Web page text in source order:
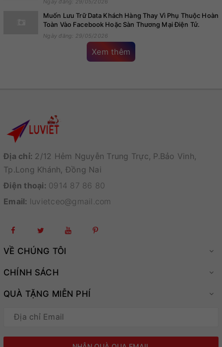
Muốn Lưu Trữ Data Khách Hàng Thay Vì Phụ Thuộc Hoàn
Toàn Vào Facebook Hoặc Sàn Thương Mại Điện Tử.
Ngày đăng: 29/05/2026
Xem thêm
Địa chỉ: 2/12 Hẻm Nguyễn Trung Trực, P.Bảo Vinh,
Tp.Long Khánh, Đồng Nai
Điện thoại: 0914 87 86 80
Email: luvietceo@gmail.com
VỀ CHÚNG TÔI
CHÍNH SÁCH
QUÀ TẶNG MIỄN PHÍ